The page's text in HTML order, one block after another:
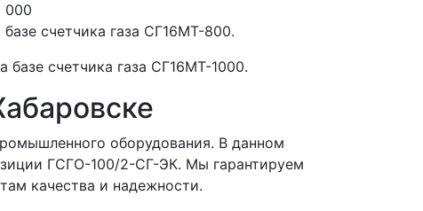
000
счетчика газа СГ16МТ-800.
счетчика газа СГ16МТ-1000.
оборудования. В данном
ГСГО-100/2-СГ-ЭК. Мы гарантируем
качества и надежности.